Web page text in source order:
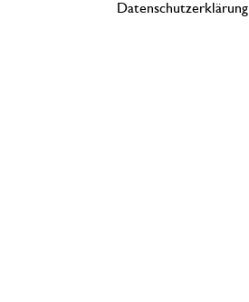
Datenschutzerklärung